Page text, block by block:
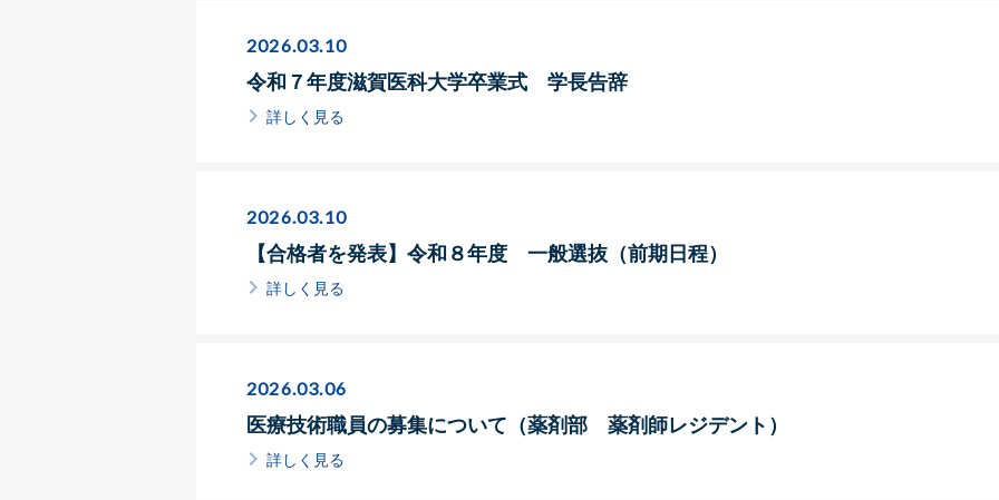
2026.03.10
令和７年度滋賀医科大学卒業式 学長告辞
詳しく見る
2026.03.10
【合格者を発表】令和８年度 一般選抜（前期日程）
詳しく見る
2026.03.06
医療技術職員の募集について（薬剤部 薬剤師レジデント）
詳しく見る